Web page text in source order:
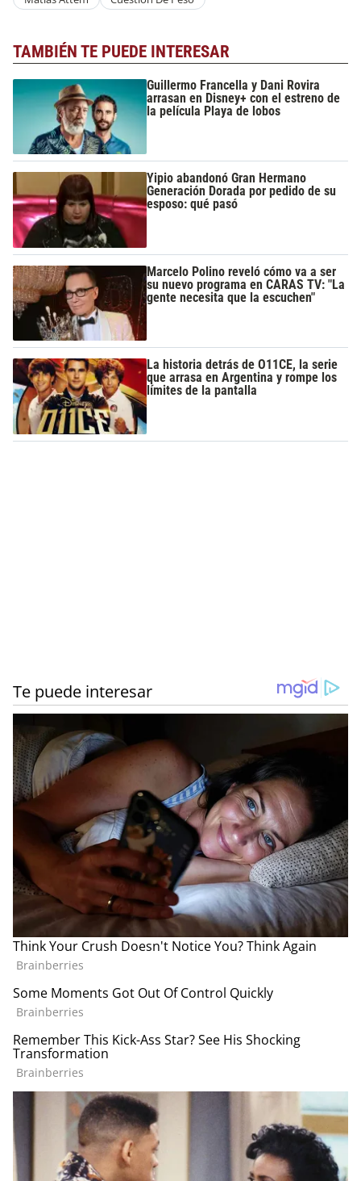
TAMBIÉN TE PUEDE INTERESAR
Guillermo Francella y Dani Rovira
arrasan en Disney+ con el estreno de
la película Playa de lobos
Yipio abandonó Gran Hermano
Generación Dorada por pedido de su
esposo: qué pasó
Marcelo Polino reveló cómo va a ser
su nuevo programa en CARAS TV: "La
gente necesita que la escuchen"
La historia detrás de O11CE, la serie
que arrasa en Argentina y rompe los
límites de la pantalla